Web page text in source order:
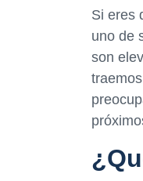
Si eres
uno de
son